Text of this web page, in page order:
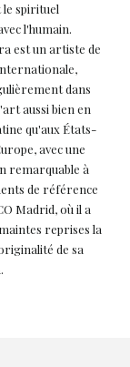
le spirituel
l'humain.
est un artiste de
dans
aussi bien en
qu'aux États-
avec une
remarquable à
de référence
Madrid, où il a
reprises la
de sa